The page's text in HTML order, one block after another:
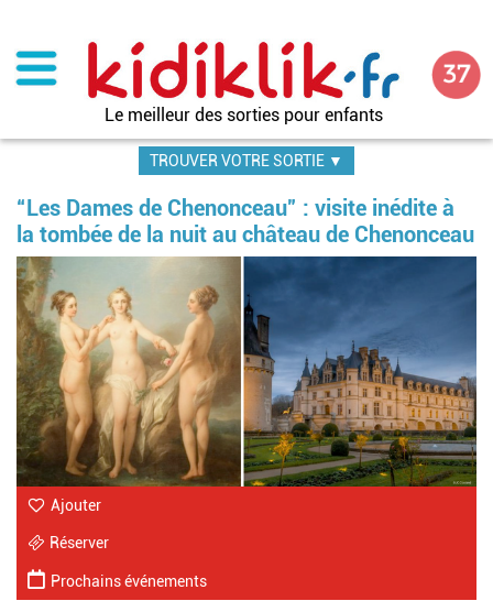
contenu
principal
Le meilleur des sorties pour enfants
TROUVER VOTRE SORTIE ▼
“Les Dames de Chenonceau” : visite inédite à
la tombée de la nuit au château de Chenonceau
Ajouter
Réserver
Prochains événements